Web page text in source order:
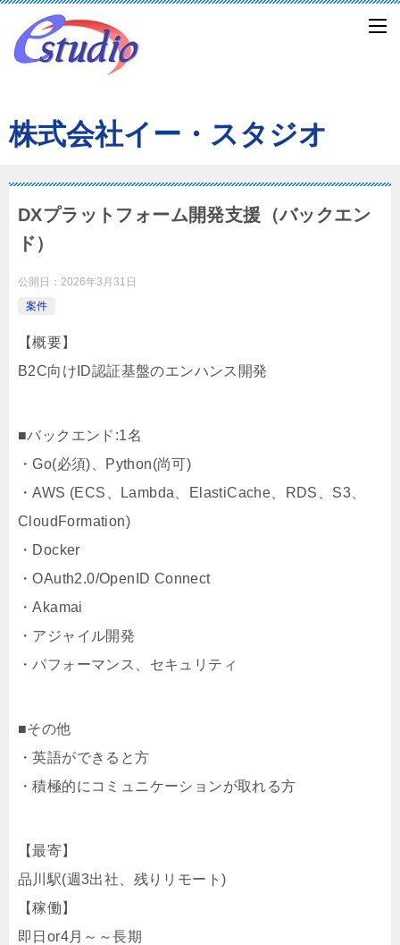
株式会社イー・スタジオ
DXプラットフォーム開発支援（バックエン
ド）
公開日： 2026年3月31日
案件
【概要】
B2C向けID認証基盤のエンハンス開発
■バックエンド:1名
・Go(必須)、Python(尚可)
・AWS (ECS、Lambda、ElastiCache、RDS、S3、
CloudFormation)
・Docker
・OAuth2.0/OpenID Connect
・Akamai
・アジャイル開発
・パフォーマンス、セキュリティ
■その他
・英語ができると方
・積極的にコミュニケーションが取れる方
【最寄】
品川駅(週3出社、残りリモート)
【稼働】
即日or4月～～長期